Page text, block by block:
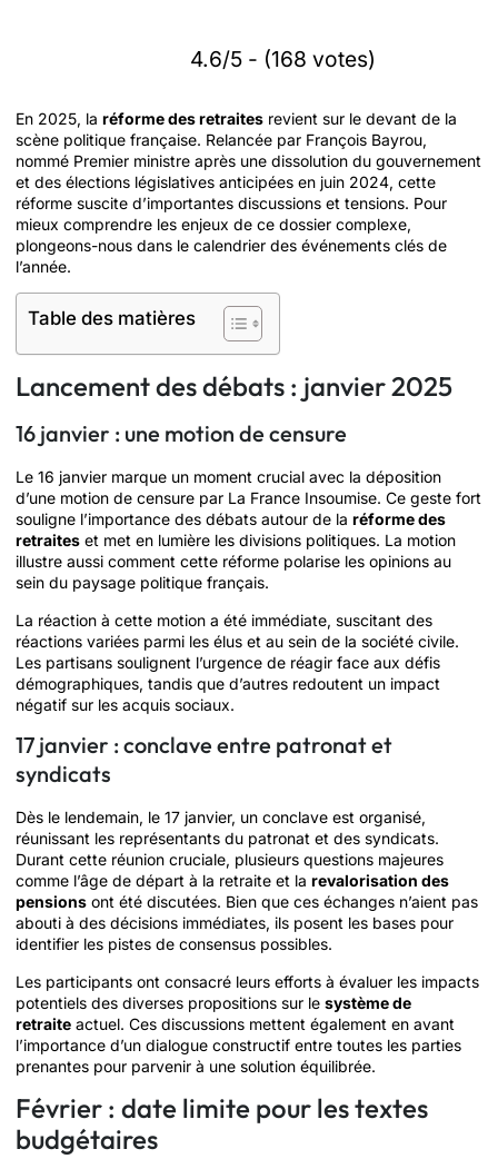
4.6/5 - (168 votes)
En 2025, la réforme des retraites revient sur le devant de la
scène politique française. Relancée par François Bayrou,
nommé Premier ministre après une dissolution du gouvernement
et des élections législatives anticipées en juin 2024, cette
réforme suscite d’importantes discussions et tensions. Pour
mieux comprendre les enjeux de ce dossier complexe,
plongeons-nous dans le calendrier des événements clés de
l’année.
Table des matières
Lancement des débats : janvier 2025
16 janvier : une motion de censure
Le 16 janvier marque un moment crucial avec la déposition
d’une motion de censure par La France Insoumise. Ce geste fort
souligne l’importance des débats autour de la réforme des
retraites et met en lumière les divisions politiques. La motion
illustre aussi comment cette réforme polarise les opinions au
sein du paysage politique français.
La réaction à cette motion a été immédiate, suscitant des
réactions variées parmi les élus et au sein de la société civile.
Les partisans soulignent l’urgence de réagir face aux défis
démographiques, tandis que d’autres redoutent un impact
négatif sur les acquis sociaux.
17 janvier : conclave entre patronat et
syndicats
Dès le lendemain, le 17 janvier, un conclave est organisé,
réunissant les représentants du patronat et des syndicats.
Durant cette réunion cruciale, plusieurs questions majeures
comme l’âge de départ à la retraite et la revalorisation des
pensions ont été discutées. Bien que ces échanges n’aient pas
abouti à des décisions immédiates, ils posent les bases pour
identifier les pistes de consensus possibles.
Les participants ont consacré leurs efforts à évaluer les impacts
potentiels des diverses propositions sur le système de
retraite actuel. Ces discussions mettent également en avant
l’importance d’un dialogue constructif entre toutes les parties
prenantes pour parvenir à une solution équilibrée.
Février : date limite pour les textes
budgétaires